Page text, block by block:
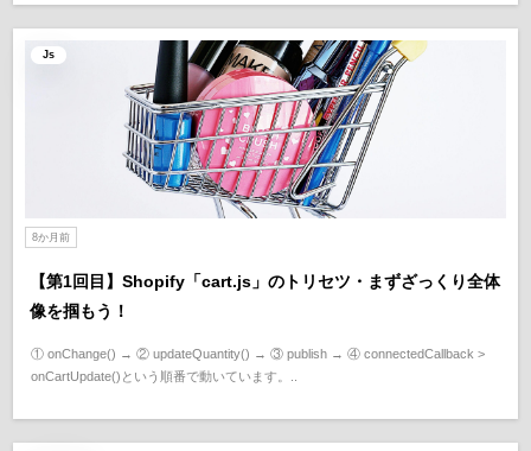
Js
8か月前
【第1回目】Shopify「cart.js」のトリセツ・まずざっくり全体
像を掴もう！
① onChange() → ② updateQuantity() → ③ publish → ④ connectedCallback >
onCartUpdate()という順番で動いています。..